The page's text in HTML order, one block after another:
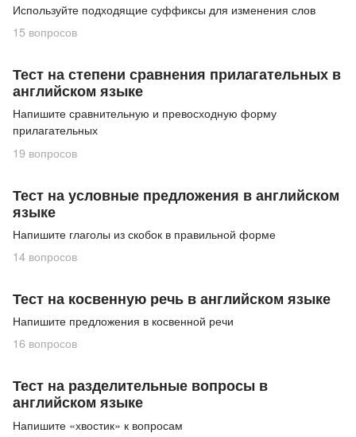
Используйте подходящие суффиксы для изменения слов
15 вопросов
Тест на степени сравнения прилагательных в
английском языке
Напишите сравнительную и превосходную форму
прилагательных
19 вопросов
Тест на условные предложения в английском
языке
Напишите глаголы из скобок в правильной форме
14 вопросов
Тест на косвенную речь в английском языке
Напишите предложения в косвенной речи
16 вопросов
Тест на разделительные вопросы в
английском языке
Напишите «хвостик» к вопросам